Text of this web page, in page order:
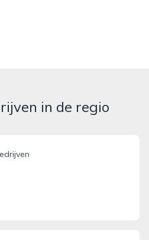
in de regio